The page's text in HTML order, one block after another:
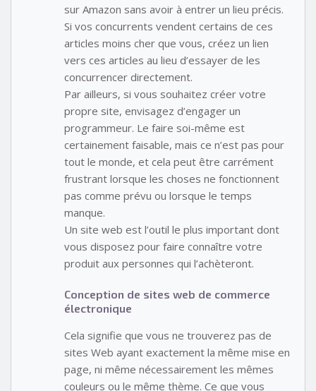
sur Amazon sans avoir à entrer un lieu précis.
Si vos concurrents vendent certains de ces
articles moins cher que vous, créez un lien
vers ces articles au lieu d’essayer de les
concurrencer directement.
Par ailleurs, si vous souhaitez créer votre
propre site, envisagez d’engager un
programmeur. Le faire soi-même est
certainement faisable, mais ce n’est pas pour
tout le monde, et cela peut être carrément
frustrant lorsque les choses ne fonctionnent
pas comme prévu ou lorsque le temps
manque.
Un site web est l’outil le plus important dont
vous disposez pour faire connaître votre
produit aux personnes qui l’achèteront.
Conception de sites web de commerce
électronique
Cela signifie que vous ne trouverez pas de
sites Web ayant exactement la même mise en
page, ni même nécessairement les mêmes
couleurs ou le même thème. Ce que vous